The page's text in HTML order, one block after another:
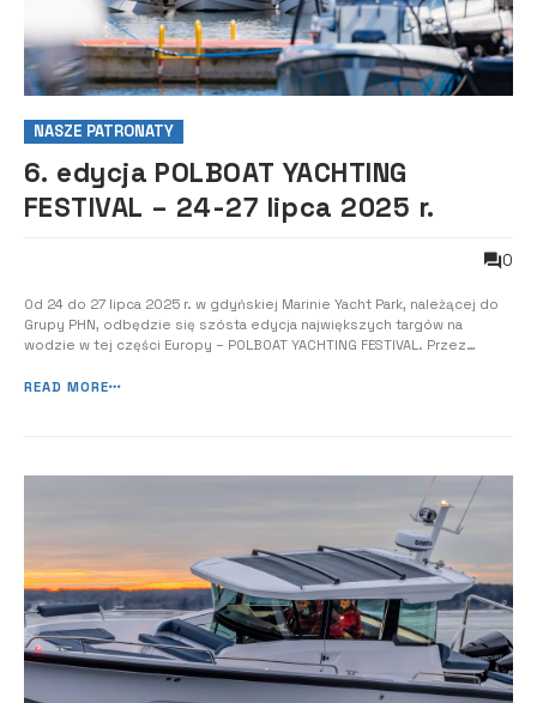
NASZE PATRONATY
6. edycja POLBOAT YACHTING
FESTIVAL – 24-27 lipca 2025 r.
0
Od 24 do 27 lipca 2025 r. w gdyńskiej Marinie Yacht Park, należącej do
Grupy PHN, odbędzie się szósta edycja największych targów na
wodzie w tej części Europy – POLBOAT YACHTING FESTIVAL. Przez
łodzie motorowe, katamarany, houseboaty, riby i skutery wodne, do
READ MORE